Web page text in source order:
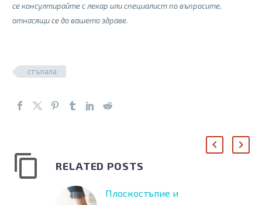
се консултирайте с лекар или специалист по въпросите,
отнасящи се до вашето здраве.
стъпала
RELATED POSTS
Плоскостъпие и